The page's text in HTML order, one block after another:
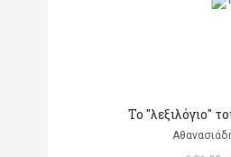
Το "λεξιλόγιο"